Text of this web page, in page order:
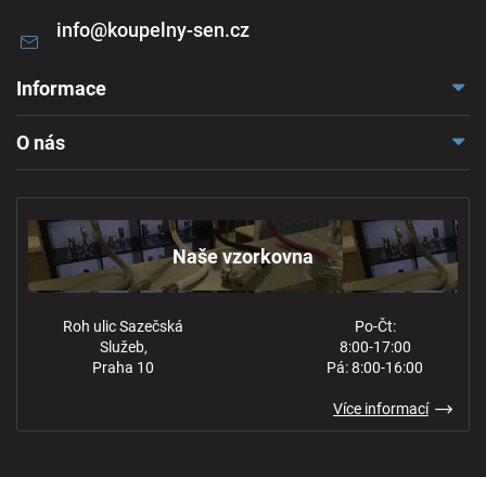
info@koupelny-sen.cz
Informace
Ochrana osobních údajů
O nás
Naše vzorkovna
Roh ulic Sazečská
Služeb,
Praha 10
Po-Čt:
8:00-17:00
Pá: 8:00-16:00
Více informací